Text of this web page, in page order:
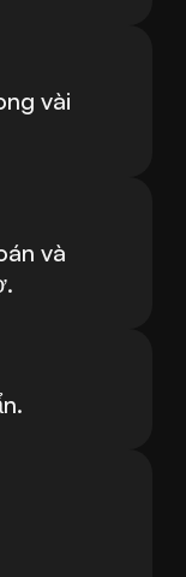
vài
và